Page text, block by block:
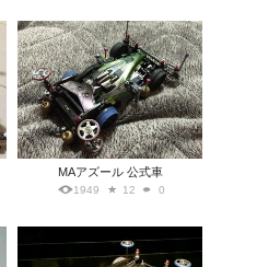
MAアズール 公式車
1949 12 0